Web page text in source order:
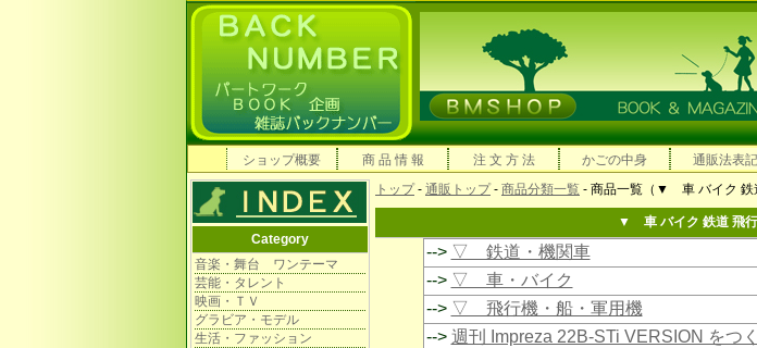
ショップ概要
商 品 情 報 注 文 方 法 かごの中身 通販法表記
Category
音楽・舞台 ワンテーマ
芸能・タレント
映画・ＴＶ
グラビア・モデル
生活・ファッション
トップ- 通販トップ- 商品分類一覧 - 商品一覧（▼ 車 バイク 鉄
▼ 車 バイク 鉄道 飛
--> ▽ 鉄道・機関車
--> ▽ 車・バイク
--> ▽ 飛行機・船・軍用機
--> 週刊 Impreza 22B-STi VERSION をつ